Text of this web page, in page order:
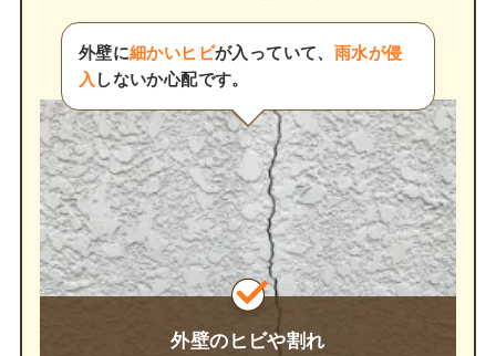
外壁に細かいヒビが入っていて、 雨水が侵
入 しないか心配です。
外壁のヒビや割れ